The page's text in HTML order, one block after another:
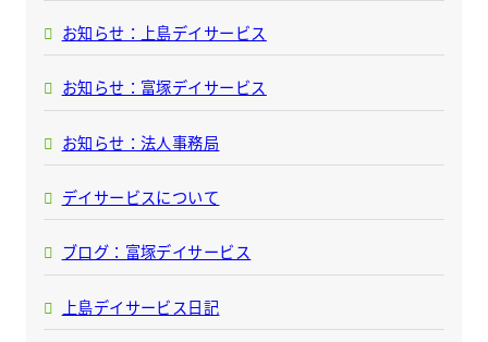
お知らせ：上島デイサービス
お知らせ：富塚デイサービス
お知らせ：法人事務局
デイサービスについて
ブログ：富塚デイサービス
上島デイサービス日記